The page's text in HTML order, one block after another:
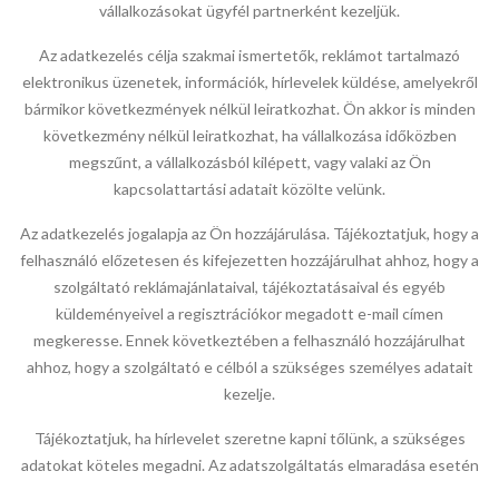
vállalkozásokat ügyfél partnerként kezeljük.
Az adatkezelés célja szakmai ismertetők, reklámot tartalmazó
elektronikus üzenetek, információk, hírlevelek küldése, amelyekről
bármikor következmények nélkül leiratkozhat. Ön akkor is minden
következmény nélkül leiratkozhat, ha vállalkozása időközben
megszűnt, a vállalkozásból kilépett, vagy valaki az Ön
kapcsolattartási adatait közölte velünk.
Az adatkezelés jogalapja az Ön hozzájárulása. Tájékoztatjuk, hogy a
felhasználó előzetesen és kifejezetten hozzájárulhat ahhoz, hogy a
szolgáltató reklámajánlataival, tájékoztatásaival és egyéb
küldeményeivel a regisztrációkor megadott e-mail címen
megkeresse. Ennek következtében a felhasználó hozzájárulhat
ahhoz, hogy a szolgáltató e célból a szükséges személyes adatait
kezelje.
Tájékoztatjuk, ha hírlevelet szeretne kapni tőlünk, a szükséges
adatokat köteles megadni. Az adatszolgáltatás elmaradása esetén